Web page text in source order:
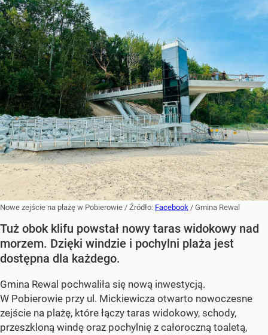
Nowe zejście na plażę w Pobierowie / Źródło: Facebook / Gmina Rewal
Tuż obok klifu powstał nowy taras widokowy nad
morzem. Dzięki windzie i pochylni plaża jest
dostępna dla każdego.
Gmina Rewal pochwaliła się nową inwestycją.
W Pobierowie przy ul. Mickiewicza otwarto nowoczesne
zejście na plażę, które łączy taras widokowy, schody,
przeszkloną windę oraz pochylnię z całoroczną toaletą,